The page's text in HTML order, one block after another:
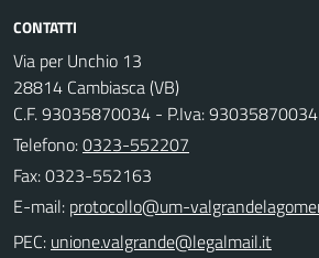
CONTATTI
Via per Unchio 13
28814 Cambiasca (VB)
C.F. 93035870034 - P.Iva: 93035870034
Telefono:0323-552207
Fax: 0323-552163
E-mail:
PEC: